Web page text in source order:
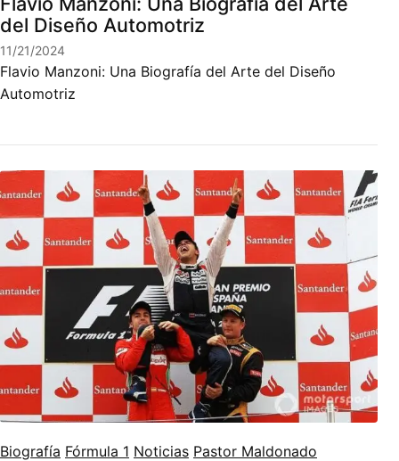
del Diseño Automotriz
11/21/2024
Flavio Manzoni: Una Biografía del Arte del Diseño
Automotriz
Biografía Fórmula 1 Noticias Pastor Maldonado